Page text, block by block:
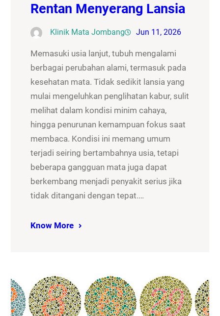
Rentan Menyerang Lansia
Klinik Mata Jombang Jun 11, 2026
Memasuki usia lanjut, tubuh mengalami
berbagai perubahan alami, termasuk pada
kesehatan mata. Tidak sedikit lansia yang
mulai mengeluhkan penglihatan kabur, sulit
melihat dalam kondisi minim cahaya,
hingga penurunan kemampuan fokus saat
membaca. Kondisi ini memang umum
terjadi seiring bertambahnya usia, tetapi
beberapa gangguan mata juga dapat
berkembang menjadi penyakit serius jika
tidak ditangani dengan tepat.…
Know More